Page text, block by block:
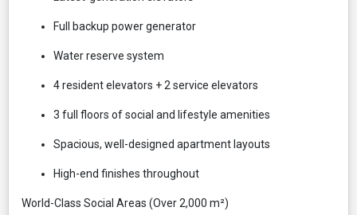
Full backup power generator
Water reserve system
4 resident elevators + 2 service elevators
3 full floors of social and lifestyle amenities
Spacious, well-designed apartment layouts
High-end finishes throughout
World-Class Social Areas (Over 2,000 m²)